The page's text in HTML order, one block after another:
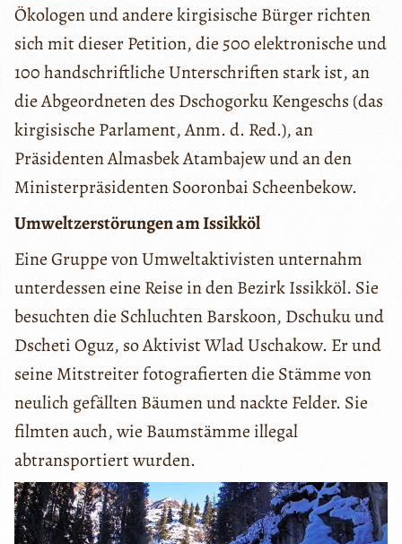
Ökologen und andere kirgisische Bürger richten
sich mit dieser Petition, die 500 elektronische und
100 handschriftliche Unterschriften stark ist, an
die Abgeordneten des Dschogorku Kengeschs (das
kirgisische Parlament, Anm. d. Red.), an
Präsidenten Almasbek Atambajew und an den
Ministerpräsidenten Sooronbai Scheenbekow.
Umweltzerstörungen am Issikköl
Eine Gruppe von Umweltaktivisten unternahm
unterdessen eine Reise in den Bezirk Issikköl. Sie
besuchten die Schluchten Barskoon, Dschuku und
Dscheti Oguz, so Aktivist Wlad Uschakow. Er und
seine Mitstreiter fotografierten die Stämme von
neulich gefällten Bäumen und nackte Felder. Sie
filmten auch, wie Baumstämme illegal
abtransportiert wurden.